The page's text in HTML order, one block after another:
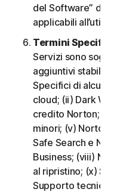
del Software” del
applicabili
Termini Specifici
Servizi sono
aggiuntivi stabiliti
Specifici di alcuni
cloud; (ii) Dark Web
credito Norton; (iv)
minori; (v) Norton
Safe Search e
Business; (viii)
al ripristino; (x)
Supporto tecnico